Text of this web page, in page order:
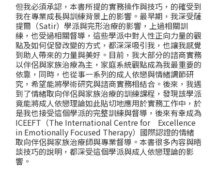
但我必須承認，本書所提的實務操作與技巧，的確受到
我在專業成長與訓練背景上的影響。最早期，我深受薩
提爾（Satir）學派與完形治療的影響，上過相關訓
練，也受過相關督導，這些學派中對人性正向力量的觀
點及如何促發改變的方式，都深深吸引我，也讓我感覺
到助人帶來的力量與美好。目前，我大部分的諮商實務
以伴侶與家族治療為主，家庭系統觀點成為我最重要的
依靠，同時，也從事一系列的成人依戀與情緒調節研
究，希望能將學術研究與諮商實務相結合。後來，我遇
到了情緒取向伴侶與家族治療的訓練課程，發現該學派
竟能將成人依戀理論如此貼切地應用於實務工作中，於
是我也接受這個學派的完整訓練與督導，後來有幸成為
ICEEFT（The International Centre for Excellence
in Emotionally Focused Therapy）國際認證的情緒
取向伴侶與家族治療師與專業督導。本書很多內容與晤
談技巧的說明，都深受這個學派與成人依戀理論的影
響。